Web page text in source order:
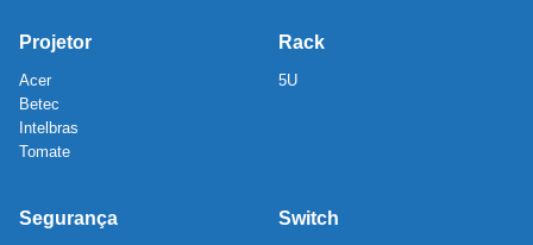
Projetor
Acer
Betec
Intelbras
Tomate
Rack
5U
Segurança Switch